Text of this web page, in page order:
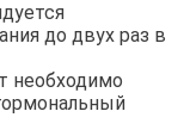
до двух раз в
необходимо